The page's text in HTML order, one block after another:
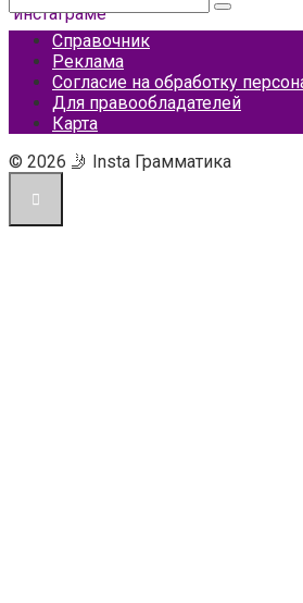
Справочник
Реклама
Согласие на обработку
Для правообладателей
Карта
© 2026 🤳 Insta Грамматика